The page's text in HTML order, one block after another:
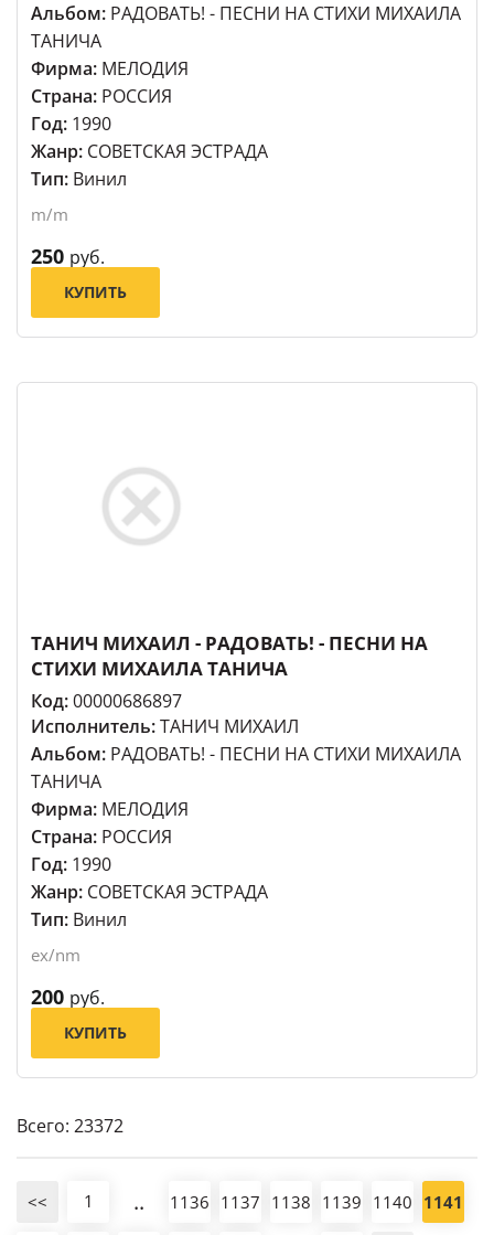
Альбом: РАДОВАТЬ! - ПЕСНИ НА СТИХИ МИХАИЛА
ТАНИЧА
Фирма: МЕЛОДИЯ
Страна: РОССИЯ
Год: 1990
Жанр: СОВЕТСКАЯ ЭСТРАДА
Тип: Винил
m/m
250 руб.
КУПИТЬ
ТАНИЧ МИХАИЛ - РАДОВАТЬ! - ПЕСНИ НА
СТИХИ МИХАИЛА ТАНИЧА
Код:00000686897
Исполнитель:ТАНИЧ МИХАИЛ
Альбом: РАДОВАТЬ! - ПЕСНИ НА СТИХИ МИХАИЛА
ТАНИЧА
Фирма: МЕЛОДИЯ
Страна: РОССИЯ
Год: 1990
Жанр: СОВЕТСКАЯ ЭСТРАДА
Тип: Винил
ex/nm
200 руб.
КУПИТЬ
Всего: 23372
<< 1 .. 1136 1137 1138 1139 1140 1141